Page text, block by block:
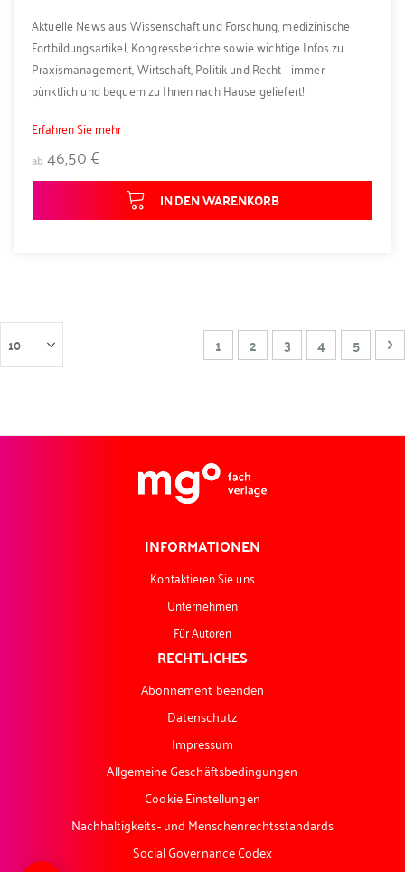
Aktuelle News aus Wissenschaft und Forschung, medizinische
Fortbildungsartikel, Kongressberichte sowie wichtige Infos zu
Praxismanagement, Wirtschaft, Politik und Recht - immer
pünktlich und bequem zu Ihnen nach Hause geliefert!
Erfahren Sie mehr
ab46,50 €
IN DEN WARENKORB
SeiteSie lesen gerade Seite
1 Seite
2 Seite
3 Seite
4 Seite
5
INFORMATIONEN
Kontaktieren Sie uns
Unternehmen
Für Autoren
RECHTLICHES
Abonnement beenden
Datenschutz
Impressum
Allgemeine Geschäftsbedingungen
Cookie Einstellungen
Nachhaltigkeits- und Menschenrechtsstandards
Social Governance Codex